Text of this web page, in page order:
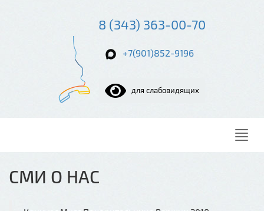
8 (343) 363-00-70
+7(901)852-9196
для слабовидящих
СМИ О НАС